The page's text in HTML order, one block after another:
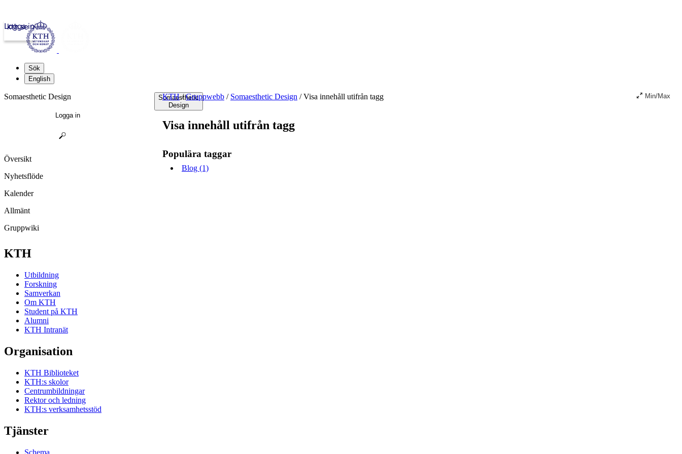
kth.se
Logga in
Sök
English
Somaesthetic
Design
KTH / Gruppwebb / Somaesthetic Design /Visa innehåll utifrån tagg Min/Max
Visa innehåll utifrån tagg
Populära taggar
Blog (1)
Somaesthetic Design
Logga in
Översikt
Nyhetsflöde
Kalender
Allmänt
Gruppwiki
KTH
Utbildning
Forskning
Samverkan
Om KTH
Student på KTH
Alumni
KTH Intranät
Organisation
KTH Biblioteket
KTH:s skolor
Centrumbildningar
Rektor och ledning
KTH:s verksamhetsstöd
Tjänster
Schema